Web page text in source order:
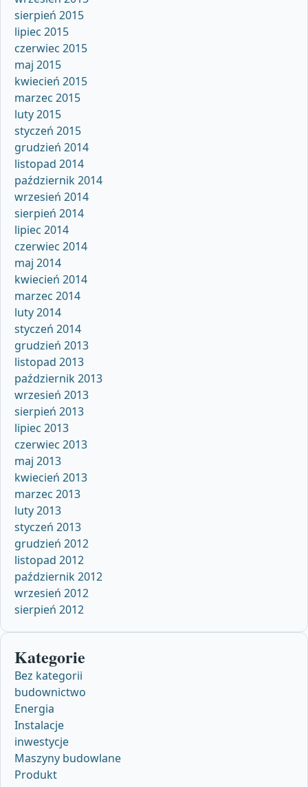
sierpień 2015
lipiec 2015
czerwiec 2015
maj 2015
kwiecień 2015
marzec 2015
luty 2015
styczeń 2015
grudzień 2014
listopad 2014
październik 2014
wrzesień 2014
sierpień 2014
lipiec 2014
czerwiec 2014
maj 2014
kwiecień 2014
marzec 2014
luty 2014
styczeń 2014
grudzień 2013
listopad 2013
październik 2013
wrzesień 2013
sierpień 2013
lipiec 2013
czerwiec 2013
maj 2013
kwiecień 2013
marzec 2013
luty 2013
styczeń 2013
grudzień 2012
listopad 2012
październik 2012
wrzesień 2012
sierpień 2012
Kategorie
Bez kategorii
budownictwo
Energia
Instalacje
inwestycje
Maszyny budowlane
Produkt